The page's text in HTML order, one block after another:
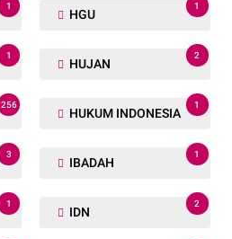
1
HGU
1
1
HUJAN
2
256
HUKUM INDONESIA
1
3
IBADAH
1
1
IDN
2